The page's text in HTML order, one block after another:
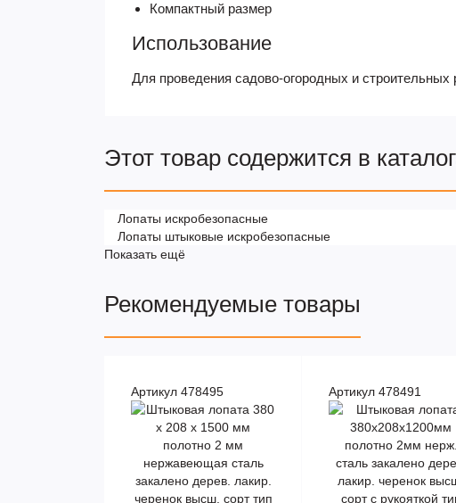
Компактный размер
Использование
Для проведения садово-огородных и строительных
Этот товар содержится в
Лопаты искробезопасные
Лопаты штыковые искробезопасные
Показать ещё
Рекомендуемые товары
Артикул 478495 Артикул 478491